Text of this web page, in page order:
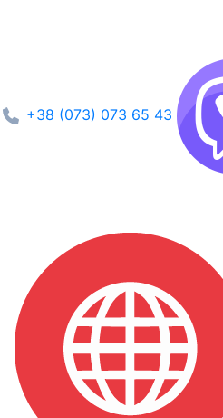
+38 (073) 073 65 43